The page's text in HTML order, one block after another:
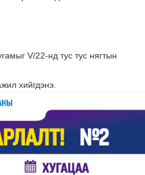
V/22-нд тус тус нягтын
хийгдэнэ.